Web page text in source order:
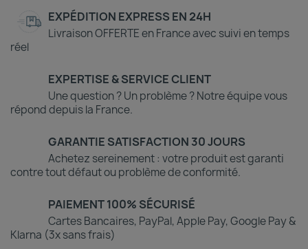
EXPÉDITION EXPRESS EN 24H
Livraison OFFERTE en France avec suivi en temps
réel
EXPERTISE & SERVICE CLIENT
Une question ? Un problème ? Notre équipe vous
répond depuis la France.
GARANTIE SATISFACTION 30 JOURS
Achetez sereinement : votre produit est garanti
contre tout défaut ou problème de conformité.
PAIEMENT 100% SÉCURISÉ
Cartes Bancaires, PayPal, Apple Pay, Google Pay &
Klarna (3x sans frais)